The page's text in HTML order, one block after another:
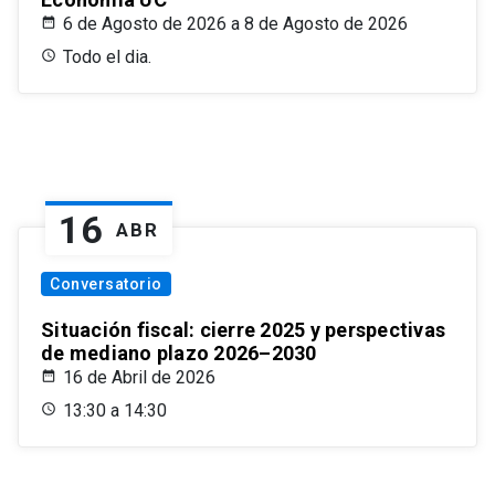
6 de Agosto de 2026 a 8 de Agosto de 2026
Todo el dia.
16 ABR
Conversatorio
Situación fiscal: cierre 2025 y perspectivas
de mediano plazo 2026–2030
16 de Abril de 2026
13:30 a 14:30